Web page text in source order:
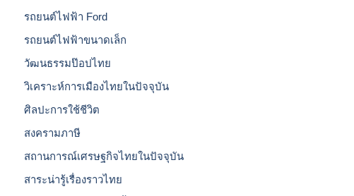
รถยนต์ไฟฟ้า Ford
รถยนต์ไฟฟ้าขนาดเล็ก
วัฒนธรรมป๊อปไทย
วิเคราะห์การเมืองไทยในปัจจุบัน
ศิลปะการใช้ชีวิต
สงครามภาษี
สถานการณ์เศรษฐกิจไทยในปัจจุบัน
สาระน่ารู้เรื่องราวไทย